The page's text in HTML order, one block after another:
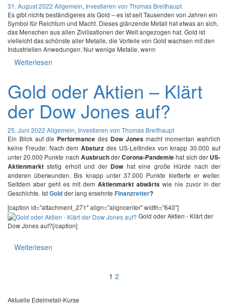
31. August 2022 Allgemein, Investieren von Thomas Breithaupt
Es gibt nichts beständigeres als Gold – es ist seit Tausenden von Jahren ein
Symbol für Reichtum und Macht. Dieses glänzende Metall hat etwas an sich,
das Menschen aus allen Zivilisationen der Welt angezogen hat. Gold ist
vielleicht das schönste aller Metalle, die Vorteile von Gold wachsen mit den
Industriellen Anwedungen. Nur wenige Metalle, wenn
Weiterlesen
Gold oder Aktien – Klärt
der Dow Jones auf?
25. Juni 2022 Allgemein, Investieren von Thomas Breithaupt
Ein Blick auf die Performance des Dow Jones macht momentan wahrlich
keine Freude: Nach demAbsturz des US-Leitindex von knapp 30.000 auf
unter 20.000 Punkte nach AusbruchderCorona-Pandemiehat sich der US-
Aktienmarkt stetig erholt und der Dow hat eine große Hürde nach der
anderen überwunden. Bis knapp unter 37.000 Punkte kletterte er weiter.
Seitdem aber geht es mit dem Aktienmarkt abwärts wie nie zuvor in der
Geschichte. IstGoldder lang ersehnte Finanzretter?
[caption id="attachment_271" align="aligncenter" width="640"]
Gold oder Aktien - Klärt der
Dow Jones auf?[/caption]
Weiterlesen
1 2
Aktuelle Edelmetall-Kurse